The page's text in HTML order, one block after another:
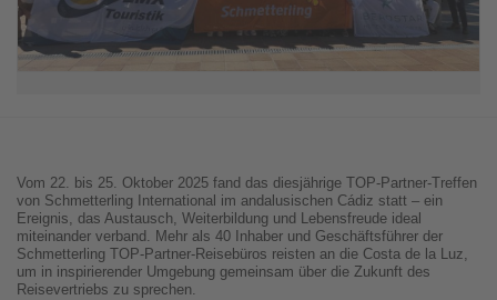
Vom 22. bis 25. Oktober 2025 fand das diesjährige TOP-Partner-Treffen
von Schmetterling International im andalusischen Cádiz statt – ein
Ereignis, das Austausch, Weiterbildung und Lebensfreude ideal
miteinander verband. Mehr als 40 Inhaber und Geschäftsführer der
Schmetterling TOP-Partner-Reisebüros reisten an die Costa de la Luz,
um in inspirierender Umgebung gemeinsam über die Zukunft des
Reisevertriebs zu sprechen.